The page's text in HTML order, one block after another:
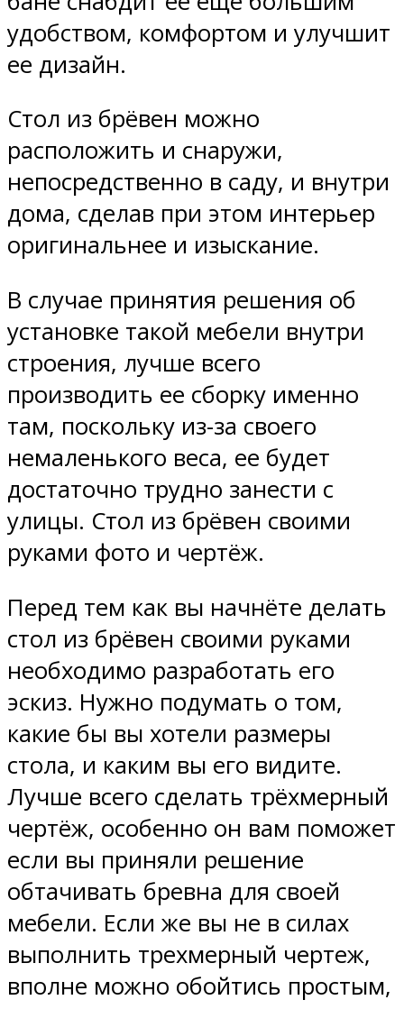
удобством, комфортом и улучшит
ее дизайн.
Стол из брёвен можно
расположить и снаружи,
непосредственно в саду, и внутри
дома, сделав при этом интерьер
оригинальнее и изыскание.
В случае принятия решения об
установке такой мебели внутри
строения, лучше всего
производить ее сборку именно
там, поскольку из-за своего
немаленького веса, ее будет
достаточно трудно занести с
улицы. Стол из брёвен своими
руками фото и чертёж.
Перед тем как вы начнёте делать
стол из брёвен своими руками
необходимо разработать его
эскиз. Нужно подумать о том,
какие бы вы хотели размеры
стола, и каким вы его видите.
Лучше всего сделать трёхмерный
чертёж, особенно он вам поможет
если вы приняли решение
обтачивать бревна для своей
мебели. Если же вы не в силах
выполнить трехмерный чертеж,
вполне можно обойтись простым,